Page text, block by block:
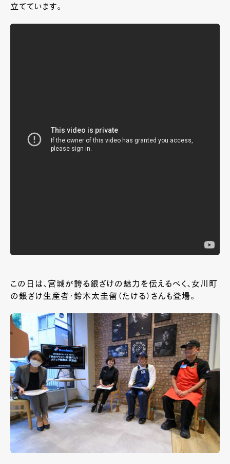
立てています。
この日は、宮城が誇る銀ざけの魅力を伝えるべく、女川町
の銀ざけ生産者・鈴木太圭留（たける）さんも登場。